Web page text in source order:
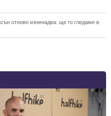
отново изненадва: ще го гледаме в